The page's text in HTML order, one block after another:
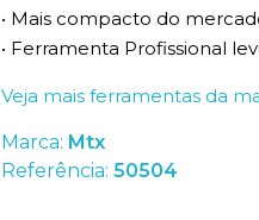
• Mais compacto do
• Ferramenta Profissional
Veja mais ferramentas da
Marca: Mtx
Referência:50504